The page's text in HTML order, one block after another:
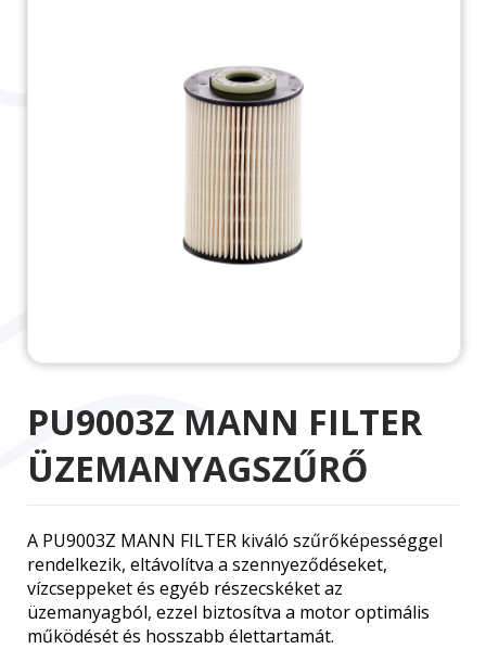
PU9003Z MANN FILTER
ÜZEMANYAGSZŰRŐ
A PU9003Z MANN FILTER kiváló szűrőképességgel
rendelkezik, eltávolítva a szennyeződéseket,
vízcseppeket és egyéb részecskéket az
üzemanyagból, ezzel biztosítva a motor optimális
működését és hosszabb élettartamát.